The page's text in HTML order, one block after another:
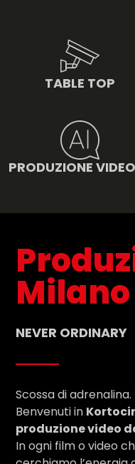
TABLE TOP
PRODUZIONE
Milano
NEVER ORDINARY
Scossa di adrenalina.
Benvenuti in
produzione video
In ogni film o video